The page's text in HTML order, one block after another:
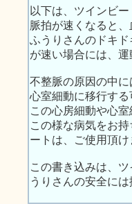
以下は、ツインビ
脈拍が速くなると
ふうりさんのドキ
が速い場合には、
不整脈の原因の中
心室細動に移行す
この心房細動や心
この様な病気をお
ートは、ご使用頂け
この書き込みは、
うりさんの安全には